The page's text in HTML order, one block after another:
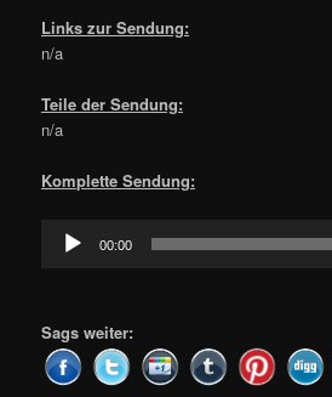
Links zur Sendung:
n/a
Teile der Sendung:
n/a
Komplette Sendung:
Audio-
Player
00:00
Sags weiter: